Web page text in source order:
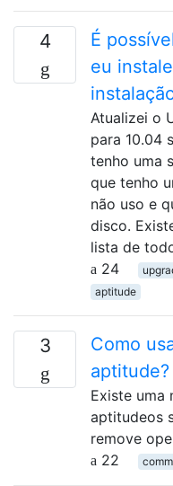
4
É
eu
Atualizei o
para 10.04
tenho uma
que tenho
não uso e
disco.
lista de
24
aptitude
3
Como
aptitude?
Existe uma
aptitudeos
remove
22